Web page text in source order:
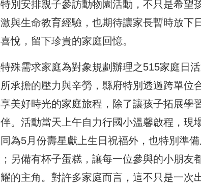
別安排親子參訪動物園活動，不只是希望
與生命教育經驗，也期待讓家長暫時放下
悅，留下珍貴的家庭回憶。
殊需求家庭為對象規劃辦理之515家庭日
承擔的壓力與辛勞，縣府特別透過跨單位
美好時光的家庭旅程，除了讓孩子拓展學
。活動當天上午自力行國小溫馨啟程，現
為5月份壽星獻上生日祝福外，也特別準
另備有杯子蛋糕，讓每一位參與的小朋友
的主角。對許多家庭而言，這不只是一次